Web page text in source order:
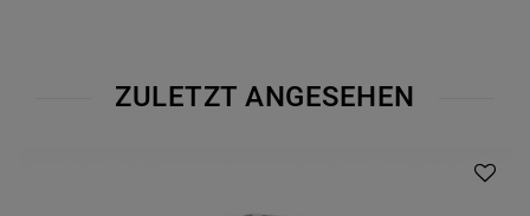
ZULETZT ANGESEHEN